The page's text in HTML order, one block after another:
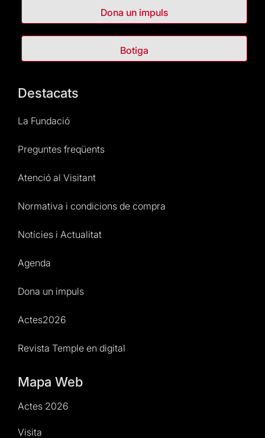
Dona un impuls
Botiga
Destacats
La Fundació
Preguntes freqüents
Atenció al Visitant
Normativa i condicions de compra
Notícies i Actualitat
Agenda
Dona un impuls
Actes2026
Revista Temple en digital
Mapa Web
Actes 2026
Visita